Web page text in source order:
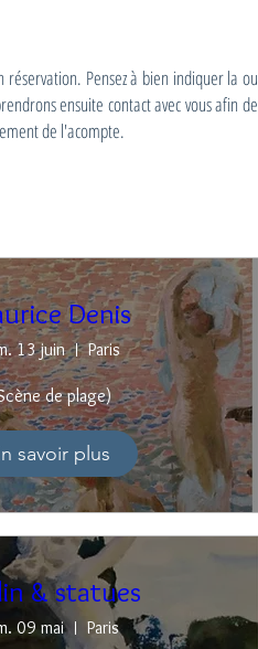
réservation. Pensez à bien indiquer la ou
ensuite contact avec vous afin de
de l'acompte.
Denis
13 juin Paris
de plage)
savoir plus
& statues
09 mai Paris